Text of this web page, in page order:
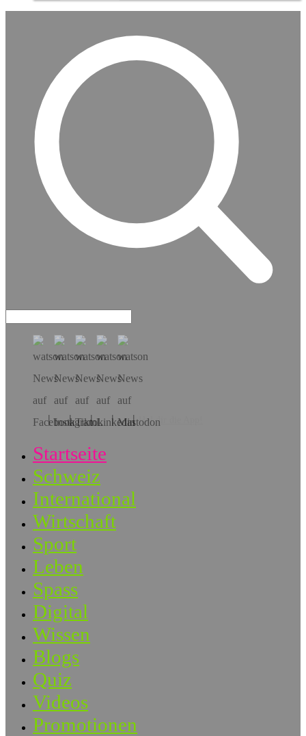
Hol dir die App!
Startseite
Schweiz
International
Wirtschaft
Sport
Leben
Spass
Digital
Wissen
Blogs
Quiz
Videos
Promotionen